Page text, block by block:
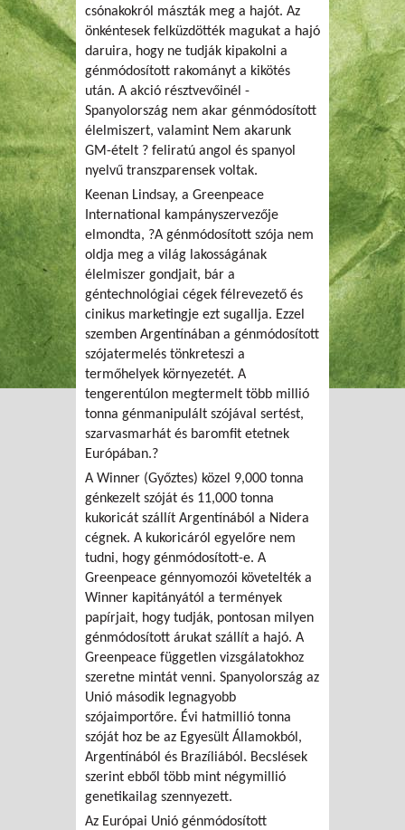
csónakokról mászták meg a hajót. Az
önkéntesek felküzdötték magukat a hajó
daruira, hogy ne tudják kipakolni a
génmódosított rakományt a kikötés
után. A akció résztvevőinél -
Spanyolország nem akar génmódosított
élelmiszert, valamint Nem akarunk
GM-ételt ? feliratú angol és spanyol
nyelvű transzparensek voltak.
Keenan Lindsay, a Greenpeace
International kampányszervezője
elmondta, ?A génmódosított szója nem
oldja meg a világ lakosságának
élelmiszer gondjait, bár a
géntechnológiai cégek félrevezető és
cinikus marketingje ezt sugallja. Ezzel
szemben Argentínában a génmódosított
szójatermelés tönkreteszi a
termőhelyek környezetét. A
tengerentúlon megtermelt több millió
tonna génmanipulált szójával sertést,
szarvasmarhát és baromfit etetnek
Európában.?
A Winner (Győztes) közel 9,000 tonna
génkezelt szóját és 11,000 tonna
kukoricát szállít Argentínából a Nidera
cégnek. A kukoricáról egyelőre nem
tudni, hogy génmódosított-e. A
Greenpeace génnyomozói követelték a
Winner kapitányától a termények
papírjait, hogy tudják, pontosan milyen
génmódosított árukat szállít a hajó. A
Greenpeace független vizsgálatokhoz
szeretne mintát venni. Spanyolország az
Unió második legnagyobb
szójaimportőre. Évi hatmillió tonna
szóját hoz be az Egyesült Államokból,
Argentínából és Brazíliából. Becslések
szerint ebből több mint négymillió
genetikailag szennyezett.
Az Európai Unió génmódosított